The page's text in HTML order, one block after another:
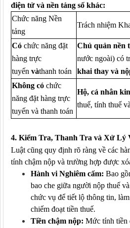
điện tử và nền tảng số khác:
Chức năng Nền
tảng
Trách nhiệm
Có chức năng đặt
hàng trực
tuyến vàthanh toán
Chủ quản nền
nước ngoài) có
khai thay và
Không có chức
năng đặt hàng trực
tuyến và thanh toán
Hộ, cá nhân
thuế, tính thuế
4. Kiểm Tra, Thanh Tra và Xử Lý
Luật cũng quy định rõ ràng về các
tính chậm nộp và trường hợp được
Hành vi Nghiêm cấm: Bao
bao che giữa người nộp thuế
chức vụ để tiết lộ thông tin,
chiếm đoạt tiền thuế.
Tiền chậm nộp: Mức tính tiền